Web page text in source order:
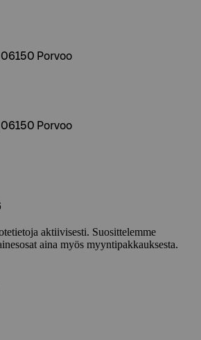
Porvoo
Porvoo
aktiivisesti. Suosittelemme
aina myös myyntipakkauksesta.